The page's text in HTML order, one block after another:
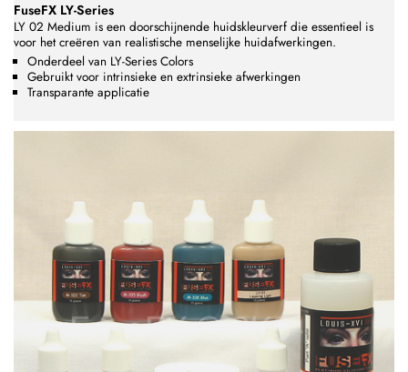
FuseFX LY-Series
LY 02 Medium is een doorschijnende huidskleurverf die essentieel is
voor het creëren van realistische menselijke huidafwerkingen.
Onderdeel van LY-Series Colors
Gebruikt voor intrinsieke en extrinsieke afwerkingen
Transparante applicatie